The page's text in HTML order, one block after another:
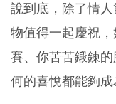
說到底，除了情
物值得一起慶祝
賽、你苦苦鍛鍊
何的喜悅都能夠成